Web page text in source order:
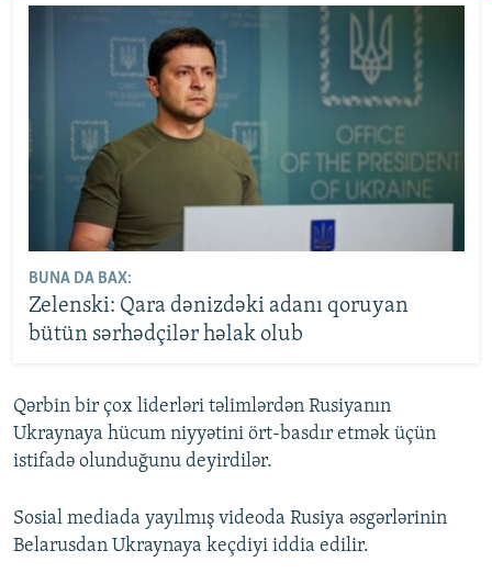
BUNA DA BAX:
Zelenski: Qara dənizdəki adanı qoruyan
bütün sərhədçilər həlak olub
Qərbin bir çox liderləri təlimlərdən Rusiyanın
Ukraynaya hücum niyyətini ört-basdır etmək üçün
istifadə olunduğunu deyirdilər.
Sosial mediada yayılmış videoda Rusiya əsgərlərinin
Belarusdan Ukraynaya keçdiyi iddia edilir.